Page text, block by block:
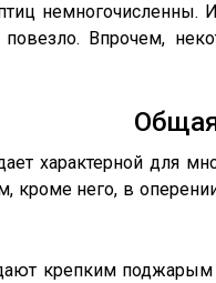
повезло. Впрочем,
характерной для
кроме него, в
крепким поджарым